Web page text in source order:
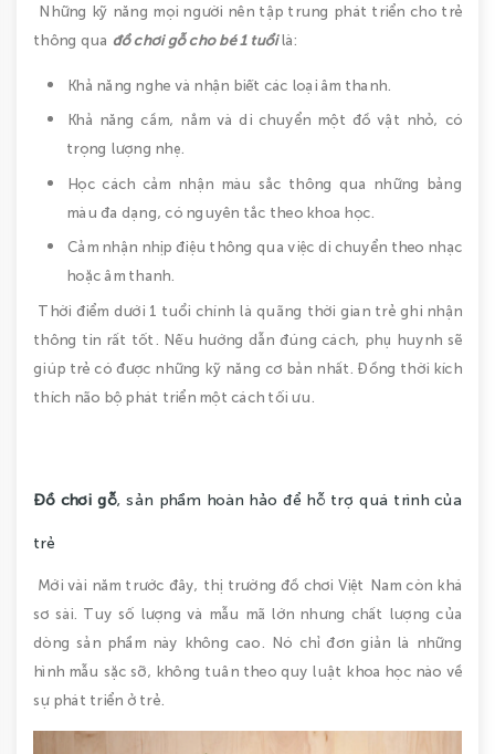
Những kỹ năng mọi người nên tập trung phát triển cho trẻ
thông qua đồ chơi gỗ cho bé 1 tuổilà:
Khả năng nghe và nhận biết các loại âm thanh.
Khả năng cầm, nắm và di chuyển một đồ vật nhỏ, có
trọng lượng nhẹ.
Học cách cảm nhận màu sắc thông qua những bảng
màu đa dạng, có nguyên tắc theo khoa học.
Cảm nhận nhịp điệu thông qua việc di chuyển theo nhạc
hoặc âm thanh.
Thời điểm dưới 1 tuổi chính là quãng thời gian trẻ ghi nhận
thông tin rất tốt. Nếu hướng dẫn đúng cách, phụ huynh sẽ
giúp trẻ có được những kỹ năng cơ bản nhất. Đồng thời kích
thích não bộ phát triển một cách tối ưu.
Đồ chơi gỗ, sản phẩm hoàn hảo để hỗ trợ quá trình của
trẻ
Mới vài năm trước đây, thị trường đồ chơi Việt Nam còn khá
sơ sài. Tuy số lượng và mẫu mã lớn nhưng chất lượng của
dòng sản phẩm này không cao. Nó chỉ đơn giản là những
hình mẫu sặc sỡ, không tuân theo quy luật khoa học nào về
sự phát triển ở trẻ.